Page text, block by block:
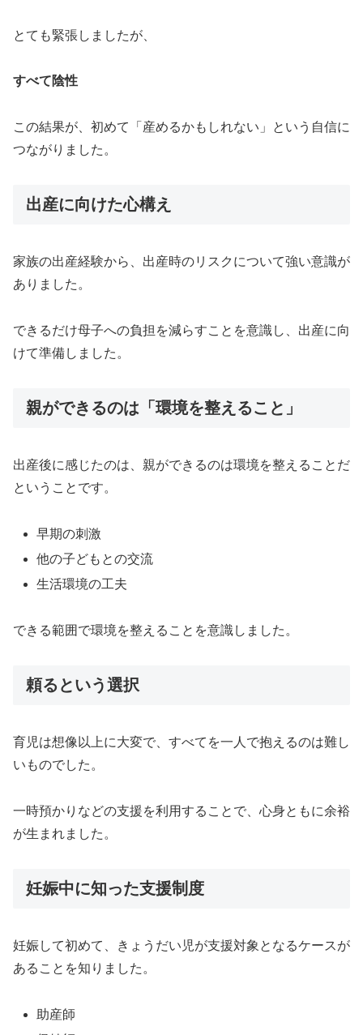
とても緊張しましたが、
すべて陰性
この結果が、初めて「産めるかもしれない」という自信に
つながりました。
出産に向けた心構え
家族の出産経験から、出産時のリスクについて強い意識が
ありました。
できるだけ母子への負担を減らすことを意識し、出産に向
けて準備しました。
親ができるのは「環境を整えること」
出産後に感じたのは、親ができるのは環境を整えることだ
ということです。
早期の刺激
他の子どもとの交流
生活環境の工夫
できる範囲で環境を整えることを意識しました。
頼るという選択
育児は想像以上に大変で、すべてを一人で抱えるのは難し
いものでした。
一時預かりなどの支援を利用することで、心身ともに余裕
が生まれました。
妊娠中に知った支援制度
妊娠して初めて、きょうだい児が支援対象となるケースが
あることを知りました。
助産師